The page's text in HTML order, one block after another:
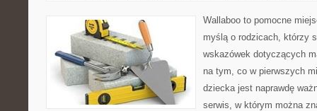
Wallaboo to pomocne
myślą o rodzicach, którzy
wskazówek dotyczących
na tym, co w pierwszych
dziecka jest naprawdę
serwis, w którym można